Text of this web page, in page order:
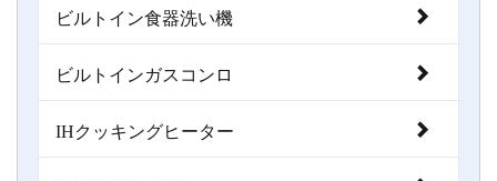
ビルトイン食器洗い機
ビルトインガスコンロ
IHクッキングヒーター